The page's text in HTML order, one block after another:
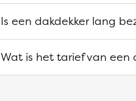
Is een dakdekker lang
Wat is het tarief van een